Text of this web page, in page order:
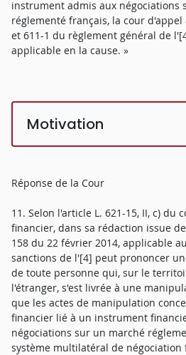
instrument admis aux négociations
réglementé français, la cour d'appel
et 611-1 du règlement général de
applicable en la cause. »
Motivation
Réponse de la Cour
11. Selon l'article L. 621-15, II, c) du
financier, dans sa rédaction issue
158 du 22 février 2014, applicable
sanctions de l'[4] peut prononcer
de toute personne qui, sur le
l'étranger, s'est livrée à une
que les actes de manipulation
financier lié à un instrument
négociations sur un marché
système multilatéral de négociation